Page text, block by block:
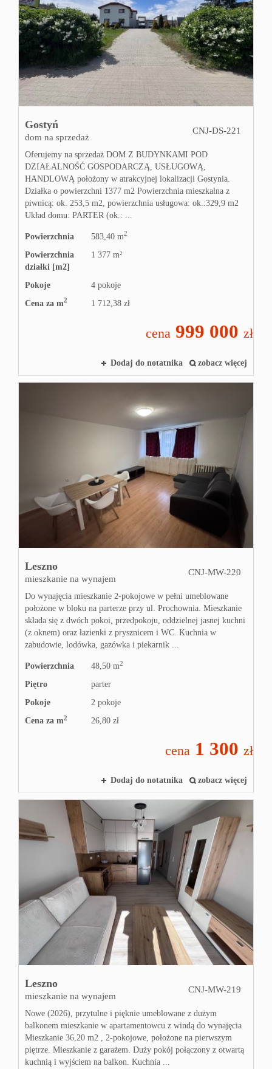
Gostyń
dom na sprzedaż
CNJ-DS-221
Oferujemy na sprzedaż DOM Z BUDYNKAMI POD
DZIAŁALNOŚĆ GOSPODARCZĄ, USŁUGOWĄ,
HANDLOWĄ położony w atrakcyjnej lokalizacji Gostynia.
Działka o powierzchni 1377 m2 Powierzchnia mieszkalna z
piwnicą: ok. 253,5 m2, powierzchnia usługowa: ok.:329,9 m2
Układ domu: PARTER (ok.: ...
Powierzchnia 583,40 m2
Powierzchnia
działki [m2]
1 377 m²
Pokoje
4 pokoje
Cena za m2 1 712,38 zł
cena 999 000 zł
Dodaj do notatnika zobacz więcej
Leszno
mieszkanie na wynajem
CNJ-MW-220
Do wynajęcia mieszkanie 2-pokojowe w pełni umeblowane
położone w bloku na parterze przy ul. Prochownia. Mieszkanie
składa się z dwóch pokoi, przedpokoju, oddzielnej jasnej kuchni
(z oknem) oraz łazienki z prysznicem i WC. Kuchnia w
zabudowie, lodówka, gazówka i piekarnik ...
Powierzchnia 48,50 m2
Piętro
parter
Pokoje
2 pokoje
Cena za m2 26,80 zł
cena 1 300 zł
Dodaj do notatnika zobacz więcej
Leszno
mieszkanie na wynajem
CNJ-MW-219
Nowe (2026), przytulne i pięknie umeblowane z dużym
balkonem mieszkanie w apartamentowcu z windą do wynajęcia
Mieszkanie 36,20 m2 , 2-pokojowe, położone na pierwszym
piętrze. Mieszkanie z garażem. Duży pokój połączony z otwartą
kuchnią i wyjściem na balkon. Kuchnia ...